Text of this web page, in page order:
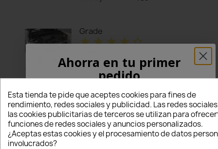
Grade
starstarstarstarstar_border
01/08/2026
Helpful
Works ok
Recommended
to buy:
thumb_up
Yes
Esta tienda te pide que aceptes cookies para fines de
rendimiento, redes sociales y publicidad. Las redes
las cookies publicitarias de terceros se utilizan para
funciones de redes sociales y anuncios personalizados.
¿Aceptas estas cookies y el procesamiento de datos
involucrados?
Ahorra en tu primer
pedido
¡5% PARA TI!
Introduce tu correo electrónico aquí abajo
para recibir un5% DE DESCUENTOen tu
primer pedido.